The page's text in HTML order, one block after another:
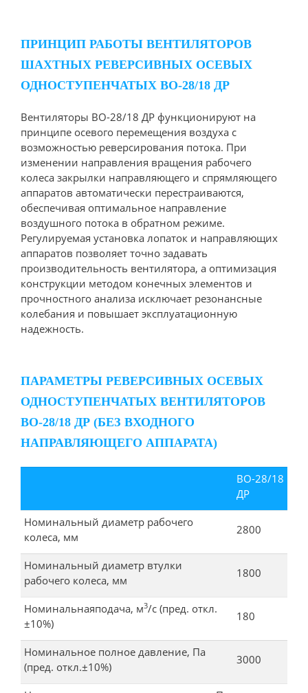
ПРИНЦИП РАБОТЫ ВЕНТИЛЯТОРОВ
ШАХТНЫХ РЕВЕРСИВНЫХ ОСЕВЫХ
ОДНОСТУПЕНЧАТЫХ ВО-28/18 ДР
Вентиляторы ВО-28/18 ДР функционируют на
принципе осевого перемещения воздуха с
возможностью реверсирования потока. При
изменении направления вращения рабочего
колеса закрылки направляющего и спрямляющего
аппаратов автоматически перестраиваются,
обеспечивая оптимальное направление
воздушного потока в обратном режиме.
Регулируемая установка лопаток и направляющих
аппаратов позволяет точно задавать
производительность вентилятора, а оптимизация
конструкции методом конечных элементов и
прочностного анализа исключает резонансные
колебания и повышает эксплуатационную
надежность.
ПАРАМЕТРЫ РЕВЕРСИВНЫХ ОСЕВЫХ
ОДНОСТУПЕНЧАТЫХ ВЕНТИЛЯТОРОВ
ВО-28/18 ДР (БЕЗ ВХОДНОГО
НАПРАВЛЯЮЩЕГО АППАРАТА)
ВО-28/18
ДР
Номинальный диаметр рабочего
колеса, мм
2800
Номинальный диаметр втулки
рабочего колеса, мм
1800
Номинальнаяподача, м3/с (пред. откл.
±10%)
180
Номинальное полное давление, Па
(пред. откл.±10%)
3000